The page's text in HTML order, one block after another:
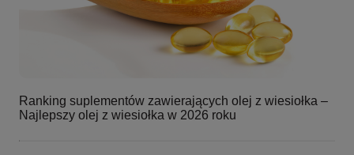
Ranking suplementów zawierających olej z wiesiołka –
Najlepszy olej z wiesiołka w 2026 roku